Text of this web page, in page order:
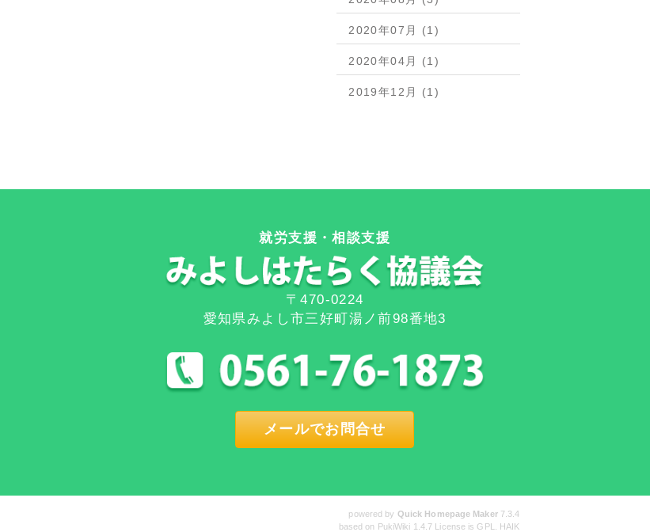
2020年07月 (1)
2020年04月 (1)
2019年12月 (1)
就労支援・相談支援
〒470-0224
愛知県みよし市三好町湯ノ前98番地3
メールでお問合せ
powered by Quick Homepage Maker7.3.4
based on PukiWiki 1.4.7 License is GPL. HAIK